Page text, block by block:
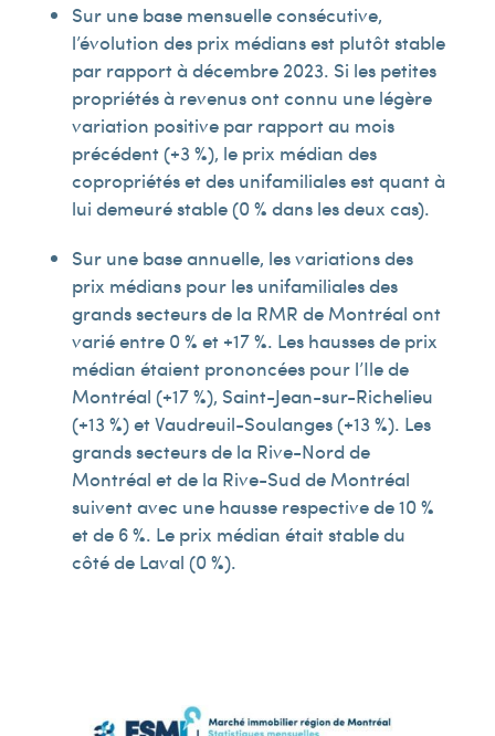
Sur une base mensuelle consécutive,
l’évolution des prix médians est plutôt stable
par rapport à décembre 2023. Si les petites
propriétés à revenus ont connu une légère
variation positive par rapport au mois
précédent (+3 %), le prix médian des
copropriétés et des unifamiliales est quant à
lui demeuré stable (0 % dans les deux cas).
Sur une base annuelle, les variations des
prix médians pour les unifamiliales des
grands secteurs de la RMR de Montréal ont
varié entre 0 % et +17 %. Les hausses de prix
médian étaient prononcées pour l’Ile de
Montréal (+17 %), Saint-Jean-sur-Richelieu
(+13 %) et Vaudreuil-Soulanges (+13 %). Les
grands secteurs de la Rive-Nord de
Montréal et de la Rive-Sud de Montréal
suivent avec une hausse respective de 10 %
et de 6 %. Le prix médian était stable du
côté de Laval (0 %).